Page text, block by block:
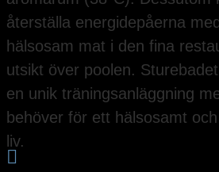
återställa energidepåerna
hälsosam mat i den fina
utsikt över poolen.
en unik träningsanläggning
behöver för ett hälsosamt
liv.
